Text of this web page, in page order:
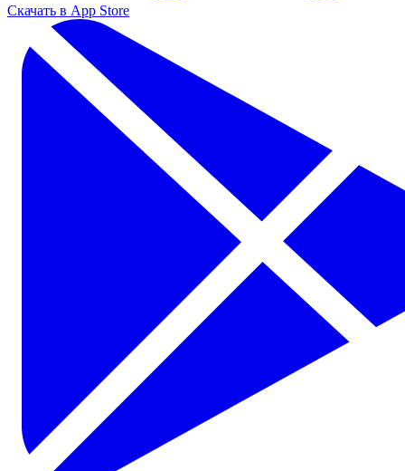
Скачать в App Store